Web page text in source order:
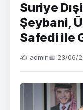
Suriye
Şeybani,
Safedi ile
✍️ admin📅 23/06/